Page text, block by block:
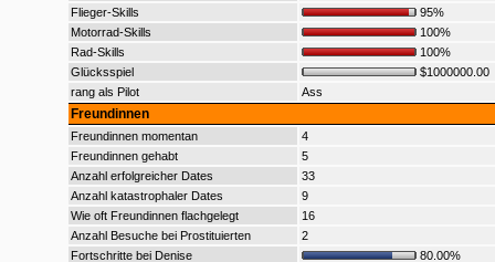
Flieger-Skills
95%
Motorrad-Skills
100%
Rad-Skills
100%
Glücksspiel
$1000000.00
rang als Pilot
Ass
Freundinnen
Freundinnen momentan
4
Freundinnen gehabt
5
Anzahl erfolgreicher Dates
33
Anzahl katastrophaler Dates
9
Wie oft Freundinnen flachgelegt
16
Anzahl Besuche bei Prostituierten
2
Fortschritte bei Denise
80.00%